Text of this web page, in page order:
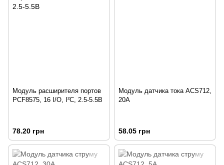
Модуль расширителя портов
PCF8575, 16 I/O, I²C, 2.5-5.5В
78.20 грн
Модуль датчика тока ACS712,
20А
58.05 грн